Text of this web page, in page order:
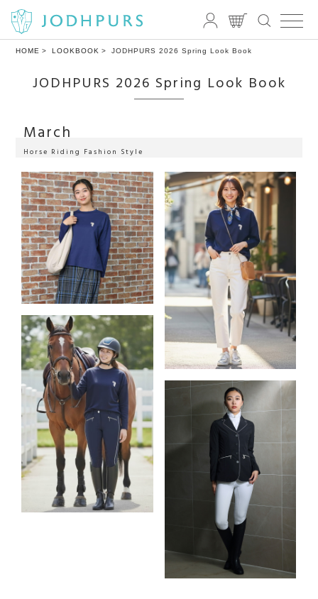
HOME LOOKBOOK JODHPURS 2026 Spring Look Book
JODHPURS 2026 Spring Look Book
March
Horse Riding Fashion Style